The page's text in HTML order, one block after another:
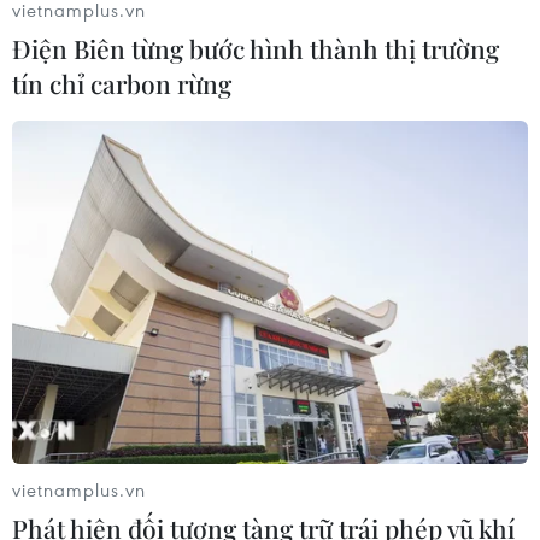
Gỡ khó khăn triển khai dự án trọng
điểm quốc gia hồ Ka Pét
07/08/2026 11:24
Indonesia nỗ lực khống chế cháy
rừng tại Vườn Quốc gia Núi Bromo
07/08/2026 10:56
Thụy Sĩ khó đạt mục tiêu giảm phát
thải khí nhà kính vào năm 2030
07/08/2026 09:42
vietnamplus.vn
Điện Biên từng bước hình thành thị trường
tín chỉ carbon rừng
vietnamplus.vn
Phát hiện đối tượng tàng trữ trái phép vũ khí